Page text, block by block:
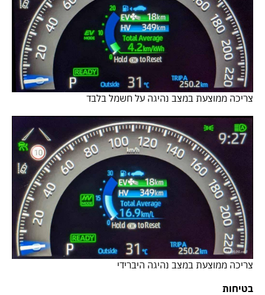
צריכה ממוצעת במצב נהיגה על חשמל בלבד
צריכה ממוצעת במצב נהיגה היברידי
בטיחות